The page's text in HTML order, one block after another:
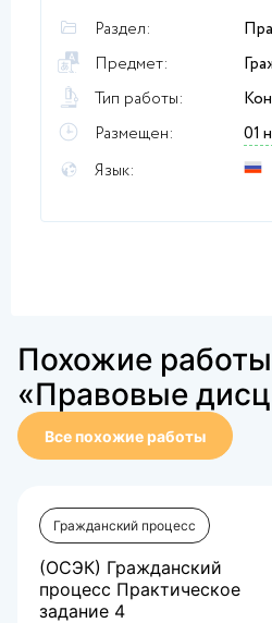
Раздел:
Предмет:
Тип работы:
Размещен:
01
Язык:
Похожие
«Правовые
Все похожие работы
Гражданский процесс
(ОСЭК) Гражданский
процесс Практическое
задание 4